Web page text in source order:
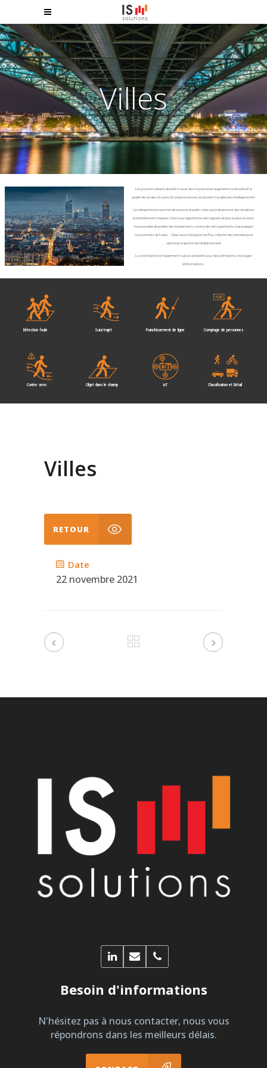
Villes
Les pouvoirs urbains doivent trouver des moyens pour augmenter la sécurité et la
qualité de vie des citoyens. En d’autres termes, ils doivent travailler plus intelligemment.
La vidéoprotection permet de rassurer le public, mais aussi de prévenir des situations
potentiellement risquées. Grâce aux algorithmes des logiciels de plus en plus évolués,
il est possible de prédire des évènements comme des attroupements, maraudages,
mouvements de foules … Mais aussi d’analyser les flux, collecter des données pour
optimiser la gestion de l’établissement.
La sonorisation est également toujours présente, pour des animations, messages
d’informations…
Contre sens Objet dans le champ ioT Classification et Détail
Détection foule Comptage de personnes
Suivi trajet Franchissement de ligne
Villes
RETOUR
Date
22 novembre 2021
Besoin d'informations
N'hésitez pas à nous contacter, nous vous
répondrons dans les meilleurs délais.